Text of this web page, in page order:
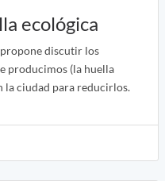
ecológica
discutir los
producimos (la huella
la ciudad para reducirlos.